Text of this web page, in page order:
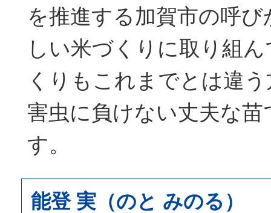
を推進する加賀市の呼
しい米づくりに取り組
くりもこれまでとは違
害虫に負けない丈夫な
す。
能登 実（のと みのる）